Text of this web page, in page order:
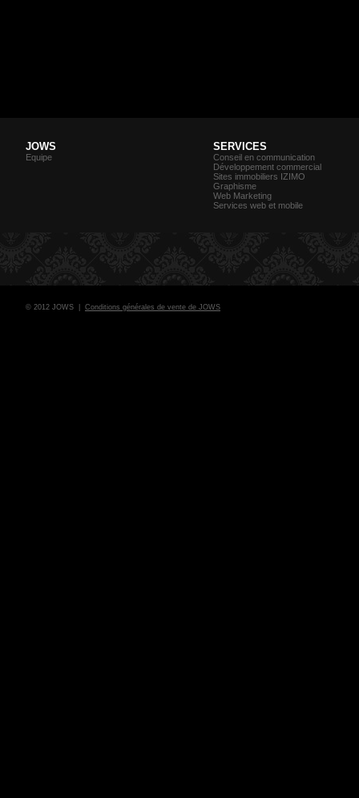
JOWS
Equipe
SERVICES
Conseil en communication
Développement commercial
Sites immobiliers IZIMO
Graphisme
Web Marketing
Services web et mobile
© 2012 JOWS | Conditions générales de vente de JOWS